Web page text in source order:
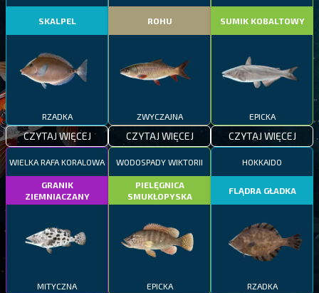
SKALPEL
RZADKA
CZYTAJ WIĘCEJ
ROHU
ZWYCZAJNA
CZYTAJ WIĘCEJ
SUMIK KOBALTOWY
EPICKA
CZYTAJ WIĘCEJ
WIELKA RAFA KORALOWA
GRANIK
ZIEMNIACZANY
MITYCZNA
WODOSPADY WIKTORII
PIELĘGNICA
SMUKŁOPYSKA
EPICKA
HOKKAIDO
FLĄDRA GŁADKA
RZADKA